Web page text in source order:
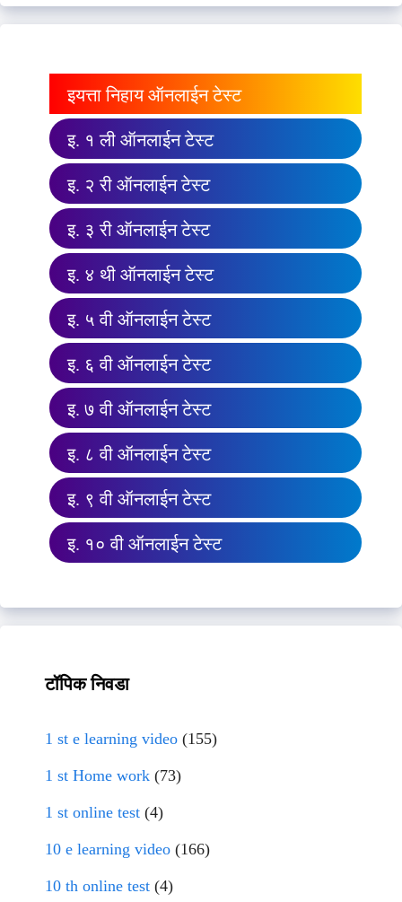
इयत्ता निहाय ऑनलाईन टेस्ट
इ. १ ली ऑनलाईन टेस्ट
इ. २ री ऑनलाईन टेस्ट
इ. ३ री ऑनलाईन टेस्ट
इ. ४ थी ऑनलाईन टेस्ट
इ. ५ वी ऑनलाईन टेस्ट
इ. ६ वी ऑनलाईन टेस्ट
इ. ७ वी ऑनलाईन टेस्ट
इ. ८ वी ऑनलाईन टेस्ट
इ. ९ वी ऑनलाईन टेस्ट
इ. १० वी ऑनलाईन टेस्ट
टॉपिक निवडा
1 st e learning video (155)
1 st Home work (73)
1 st online test (4)
10 e learning video (166)
10 th online test (4)